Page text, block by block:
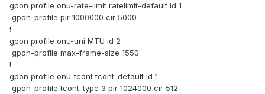
gpon profile onu-rate-limit ratelimit-default id 1
gpon-profile pir 1000000 cir 5000
!
gpon profile onu-uni MTU id 2
gpon-profile max-frame-size 1550
!
gpon profile onu-tcont tcont-default id 1
gpon-profile tcont-type 3 pir 1024000 cir 512